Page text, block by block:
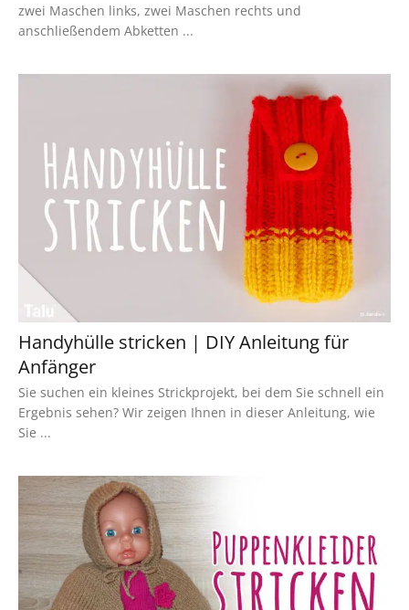
zwei Maschen links, zwei Maschen rechts und
anschließendem Abketten ...
Handyhülle stricken | DIY Anleitung für
Anfänger
Sie suchen ein kleines Strickprojekt, bei dem Sie schnell ein
Ergebnis sehen? Wir zeigen Ihnen in dieser Anleitung, wie
Sie ...